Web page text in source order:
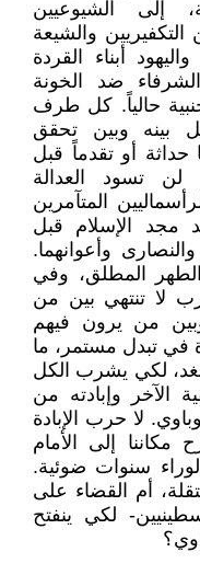
إلى الشيوعيين
التكفيريين والشيعة
أبناء القردة
ضد الخونة
حالياً. كل طرف
بينه وبين تحقق
حداثة أو تقدماً قبل
لن تسود العدالة
المتآمرين
مجد الإسلام قبل
وأعوانهما.
المطلق، وفي
لا تنتهي بين من
من يرون فيهم
في تبدل مستمر، ما
لكي يشرب الكل
وإبادته من
لا حرب الإبادة
مكاننا إلى الأمام
سنوات ضوئية.
أم القضاء على
لكي ينفتح